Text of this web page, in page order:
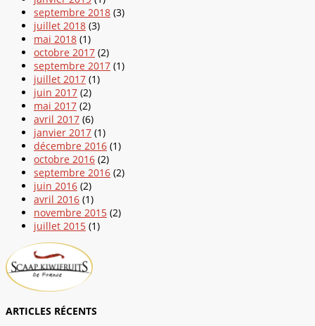
septembre 2018 (3)
juillet 2018 (3)
mai 2018 (1)
octobre 2017 (2)
septembre 2017 (1)
juillet 2017 (1)
juin 2017 (2)
mai 2017 (2)
avril 2017 (6)
janvier 2017 (1)
décembre 2016 (1)
octobre 2016 (2)
septembre 2016 (2)
juin 2016 (2)
avril 2016 (1)
novembre 2015 (2)
juillet 2015 (1)
ARTICLES RÉCENTS